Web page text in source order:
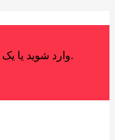
وارد شوید یا یک حساب کاربری جدید ایجاد کنید.